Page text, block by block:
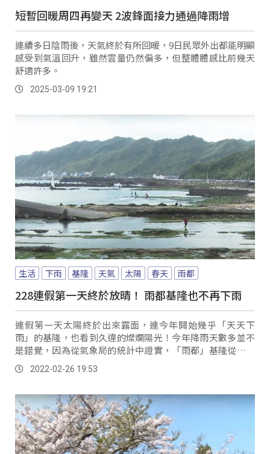
短暫回暖周四再變天 2波鋒面接力通過降雨增
連續多日陰雨後，天氣終於有所回暖，9日民眾外出都能明顯
感受到氣溫回升，雖然雲量仍然偏多，但整體體感比前幾天
舒適許多。
2025-03-09 19:21
生活 下雨 基隆 天氣 太陽 春天 雨都
228連假第一天終於放晴！ 雨都基隆也不再下雨
連假第一天太陽終於出來露面，連今年開始幾乎「天天下
雨」的基隆，也看到久違的燦爛陽光！今年降雨天數多並不
是錯覺，因為從氣象局的統計中證實，「雨都」基隆從一月
到今天(26)之前，只有一天沒有下雨，堪稱是十...。
2022-02-26 19:53